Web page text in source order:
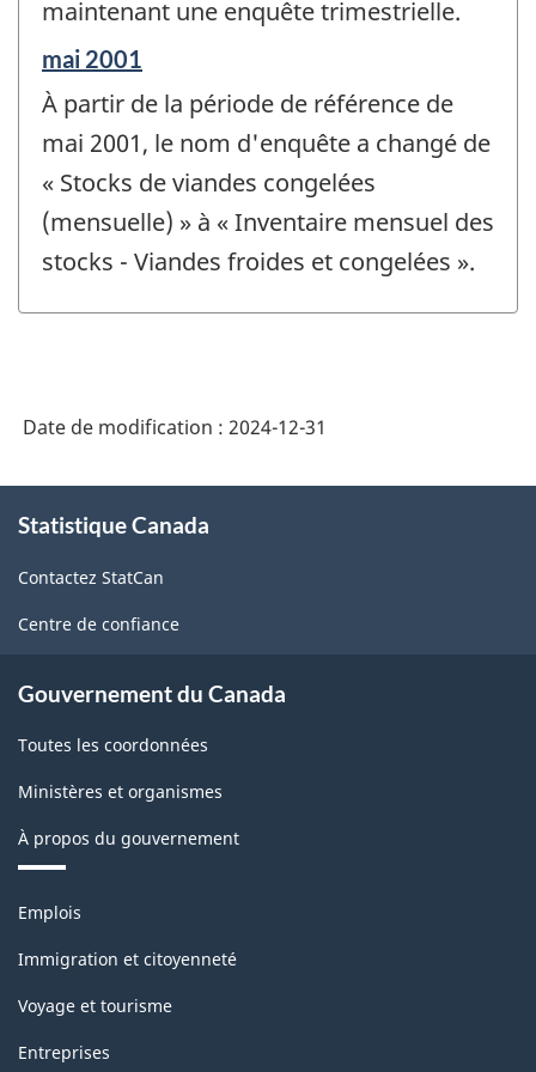
de
-
maintenant une enquête trimestrielle.
Période
de
référence
de
changement
-
mai 2001
À partir de la période de référence de
mai 2001, le nom d'enquête a changé de
« Stocks de viandes congelées
(mensuelle) » à « Inventaire mensuel des
stocks - Viandes froides et congelées ».
Date de modification : 2024-12-31
propos
ce
site
Statistique Canada
Contactez StatCan
Centre de confiance
Gouvernement du Canada
Toutes les coordonnées
Ministères et organismes
À propos du gouvernement
Thèmes
sujets
Emplois
Immigration et citoyenneté
Voyage et tourisme
Entreprises